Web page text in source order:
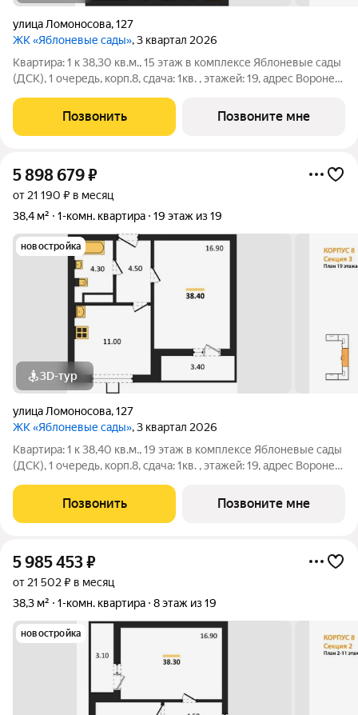
улица Ломоносова,127
ЖК «Яблоневые сады», 3 квартал 2026
Квартира: 1 к 38,30 кв.м., 15 этаж в комплексе Яблоневые сады
(ДСК), 1 очередь, корп.8, сдача: 1кв. , этажей: 19, адрес Воронеж
Позвонить Позвоните мне
5 898 679₽
от 21 190 ₽ в месяц
38,4 м²
1-комн. квартира 19 этаж из 19
новостройка
3D-тур
улица Ломоносова,127
ЖК «Яблоневые сады», 3 квартал 2026
Квартира: 1 к 38,40 кв.м., 19 этаж в комплексе Яблоневые сады
(ДСК), 1 очередь, корп.8, сдача: 1кв. , этажей: 19, адрес Воронеж
Позвонить Позвоните мне
5 985 453₽
от 21 502 ₽ в месяц
38,3 м²
1-комн. квартира 8 этаж из 19
новостройка